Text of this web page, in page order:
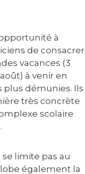
à
de consacrer
vacances (3
à venir en
plus démunies. Ils
très concrète
scolaire
limite pas au
également la